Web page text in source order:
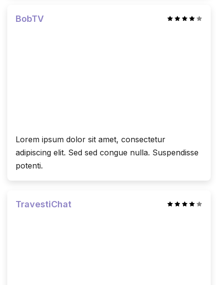
BobTV
Lorem ipsum dolor sit amet, consectetur
adipiscing elit. Sed sed congue nulla. Suspendisse
potenti.
TravestiChat